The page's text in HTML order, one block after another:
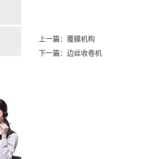
上一篇： 覆膜机构
下一篇： 边丝收卷机